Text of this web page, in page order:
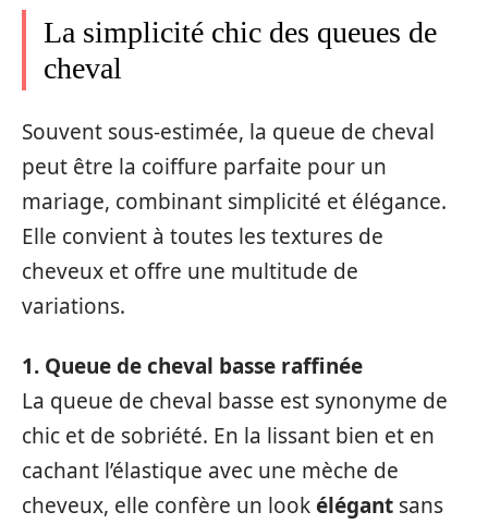
La simplicité chic des queues de
cheval
Souvent sous-estimée, la queue de cheval
peut être la coiffure parfaite pour un
mariage, combinant simplicité et élégance.
Elle convient à toutes les textures de
cheveux et offre une multitude de
variations.
1. Queue de cheval basse raffinée
La queue de cheval basse est synonyme de
chic et de sobriété. En la lissant bien et en
cachant l’élastique avec une mèche de
cheveux, elle confère un lookélégant sans